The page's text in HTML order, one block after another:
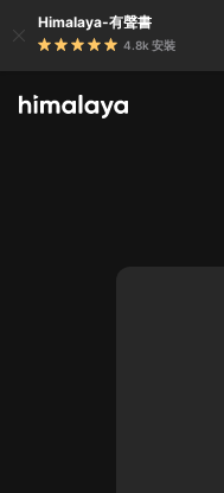
Himalaya-有聲書
4.8k 安裝